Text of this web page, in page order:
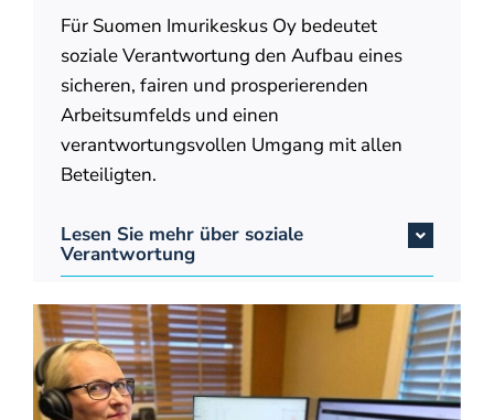
Für Suomen Imurikeskus Oy bedeutet
soziale Verantwortung den Aufbau eines
sicheren, fairen und prosperierenden
Arbeitsumfelds und einen
verantwortungsvollen Umgang mit allen
Beteiligten.
Lesen Sie mehr über soziale
Verantwortung